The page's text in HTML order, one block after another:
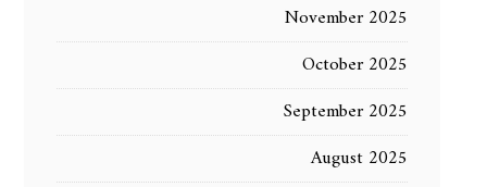
November 2025
October 2025
September 2025
August 2025